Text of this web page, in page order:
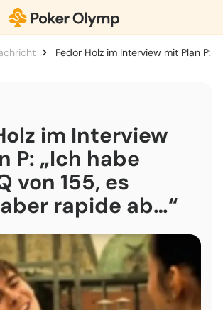
Fedor Holz im Interview mit Plan P:
im Interview
P: „Ich habe
von 155, es
rapide ab…“